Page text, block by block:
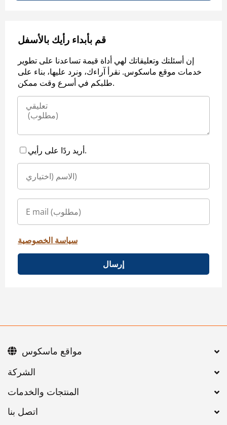
قم بأبداء رأيك بالأسفل
إن أسئلتك وتعليقاتك لهي أداة قيمة تساعدنا على تطوير
خدمات موقع ماسكوس. نقرأ آراءك، ونرد عليها، بناء على
طلبكم في أسرع وقت ممكن.
أريد ردًا على رأيي.
سياسة الخصوصية
إرسال
اتصل بنا
مواقع ماسكوس